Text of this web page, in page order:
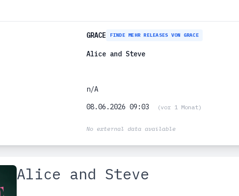
GRACE FINDE MEHR RELEASES VON GRACE
Alice and Steve
n/A
08.06.2026 09:03 (vor 1 Monat)
No external data available
Alice and Steve